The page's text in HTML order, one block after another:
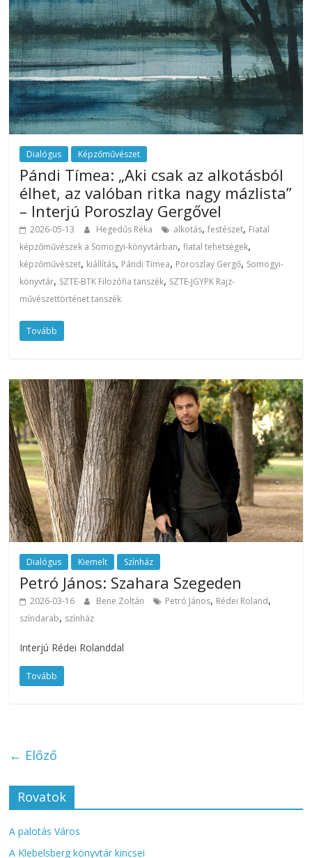
Dialógus Képzőművészet
Pándi Tímea: „Aki csak az alkotásból
élhet, az valóban ritka nagy mázlista”
– Interjú Poroszlay Gergővel
2026-05-13 Hegedűs Réka alkotás,festészet, Fiatal
képzőművészek a Somogyi-könyvtárban,fiatal tehetségek,
képzőművészet, kiállítás, Pándi Tímea, Poroszlay Gergő, Somogyi-
könyvtár, SZTE-BTK Filozófia tanszék, SZTE-JGYPK Rajz-
művészettörténet tanszék
Tovább
Dialógus Kiemelt Színház
Petró János: Szahara Szegeden
2026-03-16 Bene Zoltán Petró János, Rédei Roland,
színdarab, színház
Interjú Rédei Rolanddal
Tovább
← Előző
Rovatok
A palotás Város
A Klebelsberg könyvtár kincsei